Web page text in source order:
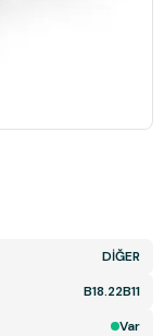
DİĞER
B18.22B11
Var